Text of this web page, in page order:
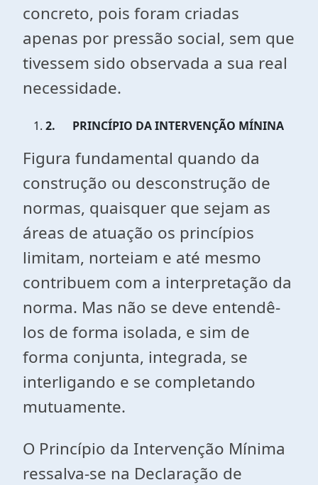
concreto, pois foram criadas
apenas por pressão social, sem que
tivessem sido observada a sua real
necessidade.
2. PRINCÍPIO DA INTERVENÇÃO MÍNINA
Figura fundamental quando da
construção ou desconstrução de
normas, quaisquer que sejam as
áreas de atuação os princípios
limitam, norteiam e até mesmo
contribuem com a interpretação da
norma. Mas não se deve entendê-
los de forma isolada, e sim de
forma conjunta, integrada, se
interligando e se completando
mutuamente.
O Princípio da Intervenção Mínima
ressalva-se na Declaração de